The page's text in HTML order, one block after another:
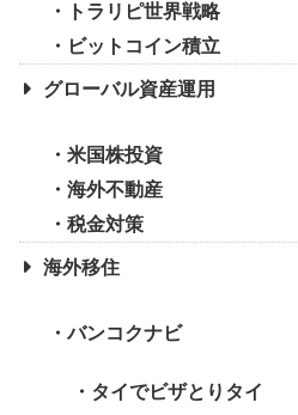
トラリピ世界戦略
ビットコイン積立
グローバル資産運用
米国株投資
海外不動産
税金対策
海外移住
バンコクナビ
タイでビザとりタイ